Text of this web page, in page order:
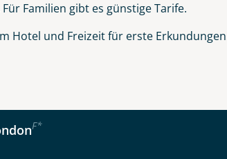
WhatsApp
Familien gibt es günstige Tarife.
Hotel und Freizeit für erste
F*
Option 2